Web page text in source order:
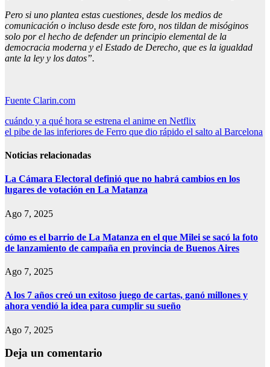
Pero si uno plantea estas cuestiones, desde los medios de
comunicación o incluso desde este foro, nos tildan de misóginos
solo por el hecho de defender un principio elemental de la
democracia moderna y el Estado de Derecho, que es la igualdad
ante la ley y los datos”.
Fuente Clarin.com
Navegación
de
entradas
cuándo y a qué hora se estrena el anime en Netflix
el pibe de las inferiores de Ferro que dio rápido el salto al Barcelona
Noticias relacionadas
La Cámara Electoral definió que no habrá cambios en los
lugares de votación en La Matanza
Ago 7, 2025
cómo es el barrio de La Matanza en el que Milei se sacó la foto
de lanzamiento de campaña en provincia de Buenos Aires
Ago 7, 2025
A los 7 años creó un exitoso juego de cartas, ganó millones y
ahora vendió la idea para cumplir su sueño
Ago 7, 2025
Deja un comentario